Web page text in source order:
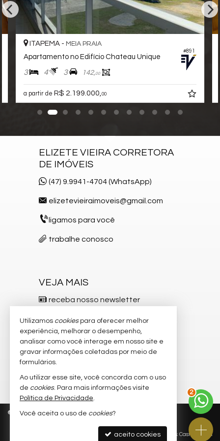
#891
ITAPEMA - MEIA PRAIA
Apartamento no Edifício Chateau Unique
3 4 3 142,00
a partir de R$ 2.199.000,00
ELIZETE VIEIRA CORRETORA
DE IMÓVEIS
(47) 9.9941-4704 (WhatsApp)
elizetevieiraimoveis@gmail.com
ligamos para você
trabalhe conosco
VEJA MAIS
receba nosso newsletter
indicadores financeiros
cadastre seu imóvel
imóveis favoritos
mapa de imóveis
© 2026 CRECI/SC 5.537-F Política de Privacidade
Site para imobiliárias: Castel Digital
Utilizamos cookiespara oferecer melhor
experiência, melhorar o desempenho,
analisar como você interage em nosso site e
gravar informações coletadas por meio de
formulários.
Ao utilizar esse site, você concorda com o uso
de cookies. Para mais informações visite
Política de Privacidade.
Você aceita o uso de cookies?
aceito cookies